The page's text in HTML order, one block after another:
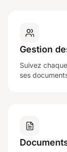
Gestion
Suivez
ses